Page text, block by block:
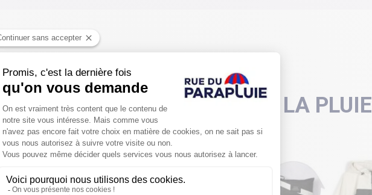
ENCORE PLUS DE LA PLUIE